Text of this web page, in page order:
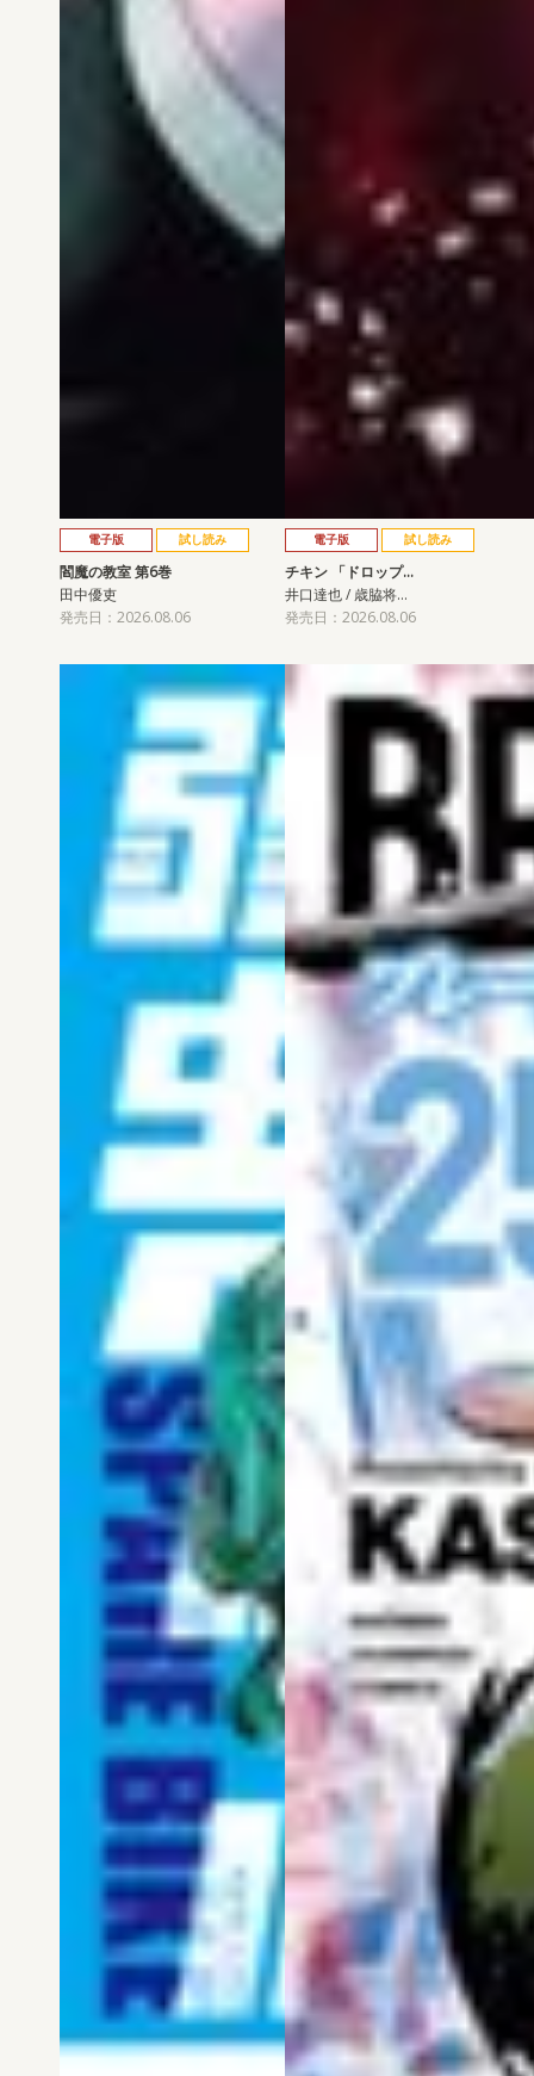
電子版 試し読み
閻魔の教室 第6巻
田中優吏
発売日：2026.08.06
電子版 試し読み
チキン 「ドロップ…
井口達也 / 歳脇将…
発売日：2026.08.06